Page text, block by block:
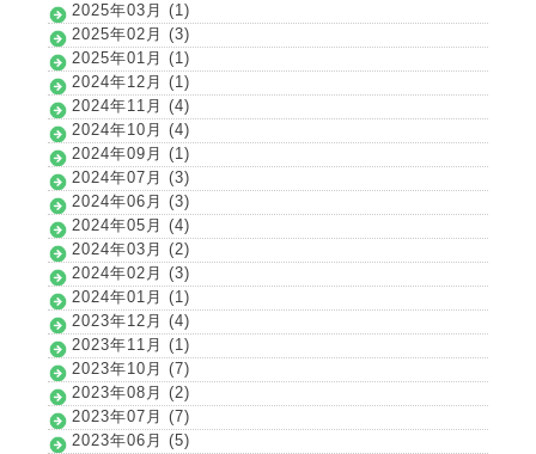
2025年03月 (1)
2025年02月 (3)
2025年01月 (1)
2024年12月 (1)
2024年11月 (4)
2024年10月 (4)
2024年09月 (1)
2024年07月 (3)
2024年06月 (3)
2024年05月 (4)
2024年03月 (2)
2024年02月 (3)
2024年01月 (1)
2023年12月 (4)
2023年11月 (1)
2023年10月 (7)
2023年08月 (2)
2023年07月 (7)
2023年06月 (5)